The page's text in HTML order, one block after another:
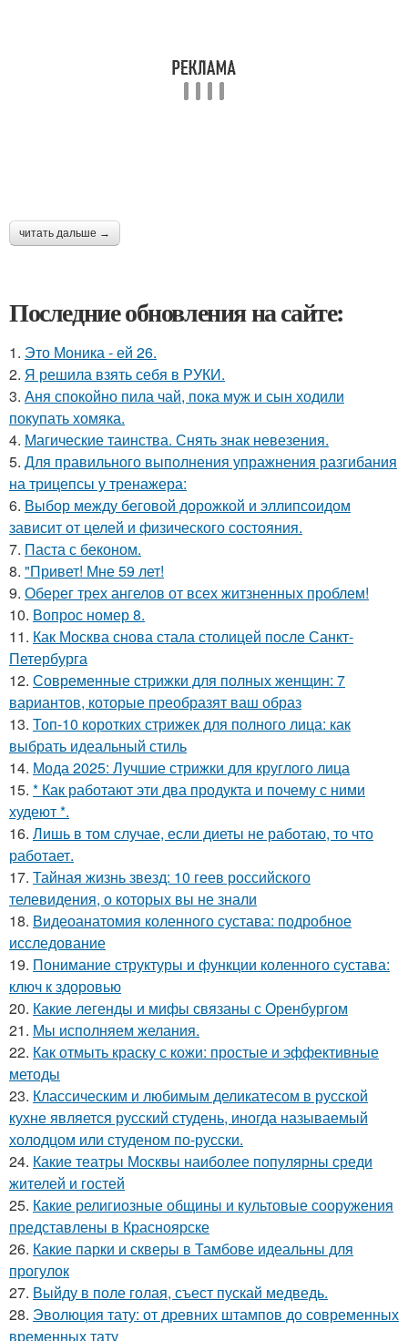
читать дальше →
Последние обновления на сайте:
1. Это Моника - ей 26.
2. Я решила взять себя в РУКИ.
3. Аня спокойно пила чай, пока муж и сын ходили
покупать хомяка.
4. Магические таинства. Снять знак невезения.
5. Для правильного выполнения упражнения разгибания
на трицепсы у тренажера:
6. Выбор между беговой дорожкой и эллипсоидом
зависит от целей и физического состояния.
7. Паста с беконом.
8. "Привет! Мне 59 лет!
9. Оберег трех ангелов от всех житзненных проблем!
10. Вопрос номер 8.
11. Как Москва снова стала столицей после Санкт-
Петербурга
12. Современные стрижки для полных женщин: 7
вариантов, которые преобразят ваш образ
13. Топ-10 коротких стрижек для полного лица: как
выбрать идеальный стиль
14. Мода 2025: Лучшие стрижки для круглого лица
15. * Как работают эти два продукта и почему с ними
худеют *.
16. Лишь в том случае, если диеты не работаю, то что
работает.
17. Тайная жизнь звезд: 10 геев российского
телевидения, о которых вы не знали
18. Видеоанатомия коленного сустава: подробное
исследование
19. Понимание структуры и функции коленного сустава:
ключ к здоровью
20. Какие легенды и мифы связаны с Оренбургом
21. Мы исполняем желания.
22. Как отмыть краску с кожи: простые и эффективные
методы
23. Классическим и любимым деликатесом в русской
кухне является русский студень, иногда называемый
холодцом или студеном по-русски.
24. Какие театры Москвы наиболее популярны среди
жителей и гостей
25. Какие религиозные общины и культовые сооружения
представлены в Красноярске
26. Какие парки и скверы в Тамбове идеальны для
прогулок
27. Выйду в поле голая, съест пускай медведь.
28. Эволюция тату: от древних штампов до современных
временных тату